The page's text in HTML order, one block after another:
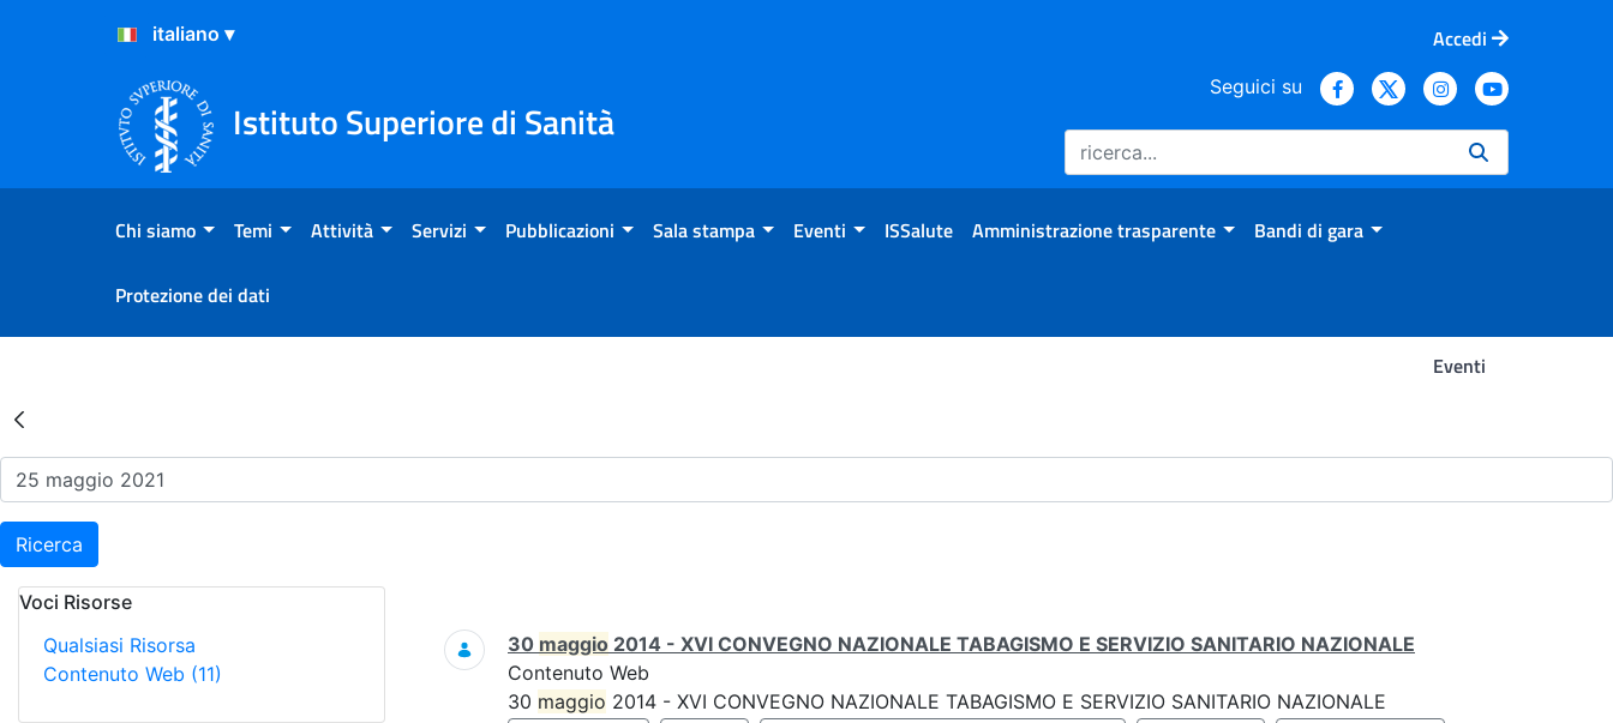
Salta al Contenuto
Salta al Footer
Accedi
Istituto Superiore di Sanità
Seguici su
Chi siamo Temi Attività Servizi Pubblicazioni Sala stampa Eventi ISSalute Amministrazione trasparente Bandi di gara
Protezione dei dati
Eventi
Risultati della Ricerca - Eventi
Ricerca
Voci Risorse
Qualsiasi Risorsa
Contenuto Web (11)
Ricerca
30 maggio 2014 - XVI CONVEGNO NAZIONALE TABAGISMO E SERVIZIO SANITARIO NAZIONALE
Contenuto Web
30 maggio 2014 - XVI CONVEGNO NAZIONALE TABAGISMO E SERVIZIO SANITARIO NAZIONALE